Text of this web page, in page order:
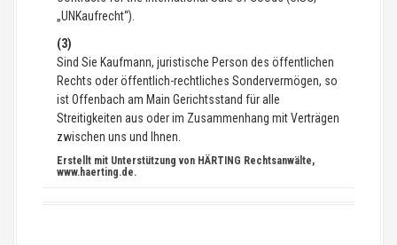
„UNKaufrecht“).
(3)
Sind Sie Kaufmann, juristische Person des öffentlichen
Rechts oder öffentlich-rechtliches Sondervermögen, so
ist Offenbach am Main Gerichtsstand für alle
Streitigkeiten aus oder im Zusammenhang mit Verträgen
zwischen uns und Ihnen.
Erstellt mit Unterstützung von HÄRTING Rechtsanwälte,
www.haerting.de.